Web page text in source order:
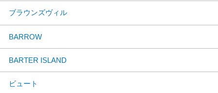
ブラウンズヴィル
BARROW
BARTER ISLAND
ビュート